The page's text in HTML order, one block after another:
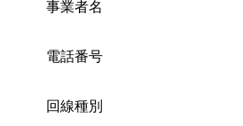
事業者名
電話番号
回線種別